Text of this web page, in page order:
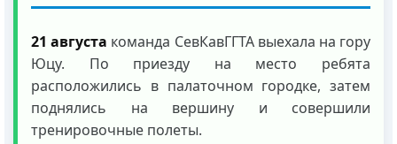
21 августа команда СевКавГГТА выехала на гору
Юцу. По приезду на место ребята
расположились в палаточном городке, затем
поднялись на вершину и совершили
тренировочные полеты.